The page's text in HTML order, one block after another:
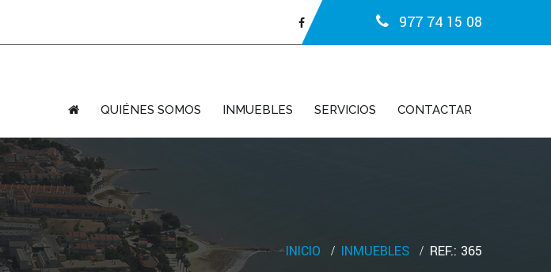
977 74 15 08
QUIÉNES SOMOS INMUEBLES SERVICIOS CONTACTAR
INICIO INMUEBLES REF.: 365